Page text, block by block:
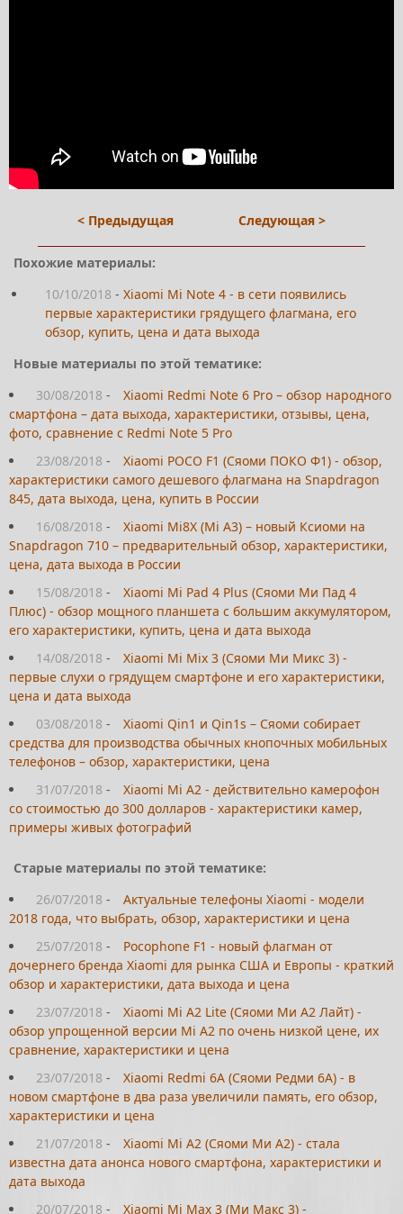
< Предыдущая Следующая >
Похожие материалы:
10/10/2018 - Xiaomi Mi Note 4 - в сети появились
первые характеристики грядущего флагмана, его
обзор, купить, цена и дата выхода
Новые материалы по этой тематике:
30/08/2018 -
Xiaomi Redmi Note 6 Pro – обзор народного
смартфона – дата выхода, характеристики, отзывы, цена,
фото, сравнение с Redmi Note 5 Pro
23/08/2018 -
Xiaomi POCO F1 (Сяоми ПОКО Ф1) - обзор,
характеристики самого дешевого флагмана на Snapdragon
845, дата выхода, цена, купить в России
16/08/2018 -
Xiaomi Mi8X (Mi A3) – новый Ксиоми на
Snapdragon 710 – предварительный обзор, характеристики,
цена, дата выхода в России
15/08/2018 -
Xiaomi Mi Pad 4 Plus (Сяоми Ми Пад 4
Плюс) - обзор мощного планшета с большим аккумулятором,
его характеристики, купить, цена и дата выхода
14/08/2018 -
Xiaomi Mi Mix 3 (Сяоми Ми Микс 3) -
первые слухи о грядущем смартфоне и его характеристики,
цена и дата выхода
03/08/2018 -
Xiaomi Qin1 и Qin1s – Сяоми собирает
средства для производства обычных кнопочных мобильных
телефонов – обзор, характеристики, цена
31/07/2018 -
Xiaomi Mi A2 - действительно камерофон
со стоимостью до 300 долларов - характеристики камер,
примеры живых фотографий
Старые материалы по этой тематике:
26/07/2018 -
Актуальные телефоны Xiaomi - модели
2018 года, что выбрать, обзор, характеристики и цена
25/07/2018 -
Pocophone F1 - новый флагман от
дочернего бренда Xiaomi для рынка США и Европы - краткий
обзор и характеристики, дата выхода и цена
23/07/2018 -
Xiaomi Mi A2 Lite (Сяоми Ми А2 Лайт) -
обзор упрощенной версии Mi A2 по очень низкой цене, их
сравнение, характеристики и цена
23/07/2018 -
Xiaomi Redmi 6A (Сяоми Редми 6А) - в
новом смартфоне в два раза увеличили память, его обзор,
характеристики и цена
21/07/2018 -
Xiaomi Mi A2 (Сяоми Ми А2) - стала
известна дата анонса нового смартфона, характеристики и
дата выхода
20/07/2018 - Xiaomi Mi Max 3 (Ми Макс 3) -